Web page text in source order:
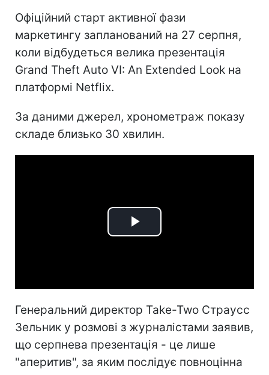
Офіційний старт активної фази
маркетингу запланований на 27 серпня,
коли відбудеться велика презентація
Grand Theft Auto VI: An Extended Look на
платформі Netflix.
За даними джерел, хронометраж показу
складе близько 30 хвилин.
Play
Генеральний директор Take-Two Страусс
Зельник у розмові з журналістами заявив,
що серпнева презентація - це лише
"аперитив", за яким послідує повноцінна